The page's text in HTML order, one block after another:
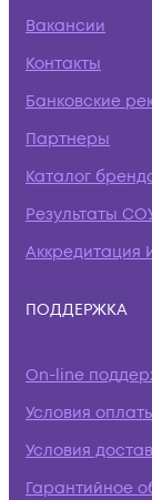
Вакансии
Контакты
Банковские
Партнеры
Каталог
Результаты
Аккредитация
ПОДДЕРЖКА
On-line
Условия
Условия
Гарантийное